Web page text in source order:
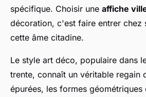
spécifique. Choisir une affiche
décoration, c'est faire entrer chez
cette âme citadine.
Le style art déco, populaire dans
trente, connaît un véritable regain
épurées, les formes géométriques